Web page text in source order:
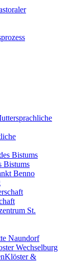
Bistums
Benno
St.
Naundorf
Wechselburg
Klöster &